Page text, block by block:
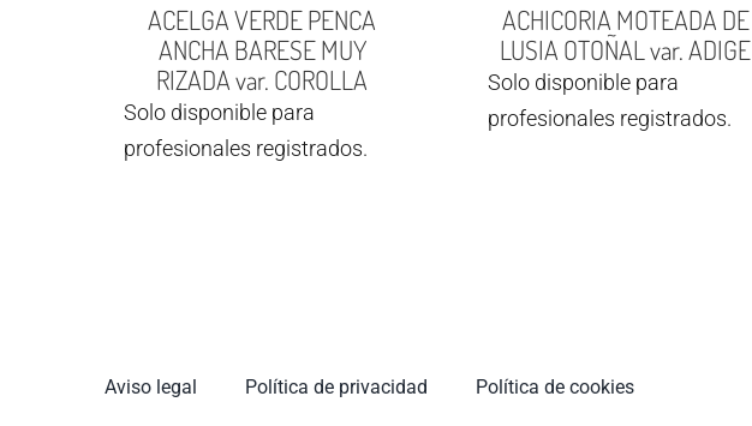
ACELGA VERDE PENCA
ANCHA BARESE MUY
RIZADA var. COROLLA
Solo disponible para
profesionales registrados.
ACHICORIA MOTEADA DE
LUSIA OTOÑAL var. ADIGE
Solo disponible para
profesionales registrados.
Aviso legal Política de privacidad Política de cookies